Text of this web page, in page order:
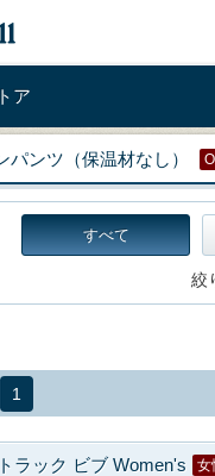
ア
パンツ（保温材なし）
すべて
絞
1
ラック ビブ Women's 女